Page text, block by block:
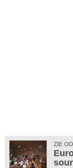
ZIE